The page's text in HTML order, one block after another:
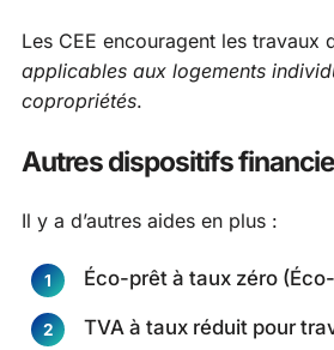
Les CEE encouragent les travaux
applicables aux logements
copropriétés.
Autres dispositifs
Il y a d’autres aides en plus :
Éco-prêt à taux zéro
TVA à taux réduit pour